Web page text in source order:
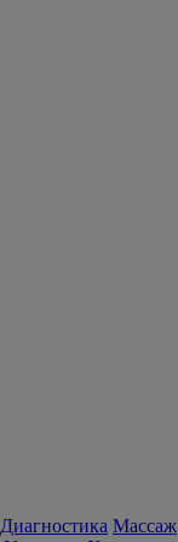
Диагностика Массаж